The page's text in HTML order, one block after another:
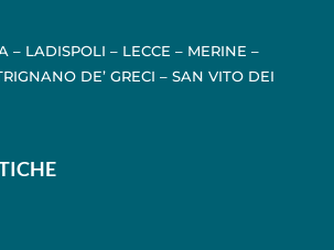
– LADISPOLI – LECCE – MERINE –
DE’ GRECI – SAN VITO DEI